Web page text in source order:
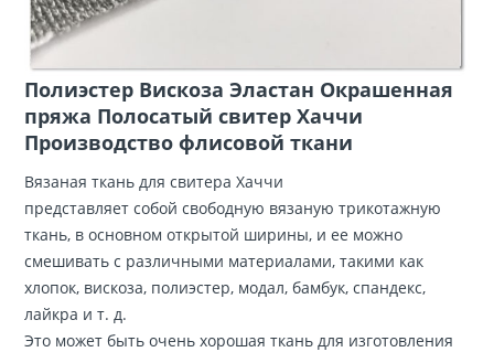
Полиэстер Вискоза Эластан Окрашенная
пряжа Полосатый свитер Хаччи
Производство флисовой ткани
Вязаная ткань для свитера Хаччи
представляет собой свободную вязаную трикотажную
ткань, в основном открытой ширины, и ее можно
смешивать с различными материалами, такими как
хлопок, вискоза, полиэстер, модал, бамбук, спандекс,
лайкра и т. д.
Это может быть очень хорошая ткань для изготовления